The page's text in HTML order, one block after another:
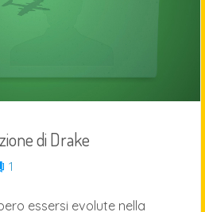
di Drake
1
essersi evolute nella